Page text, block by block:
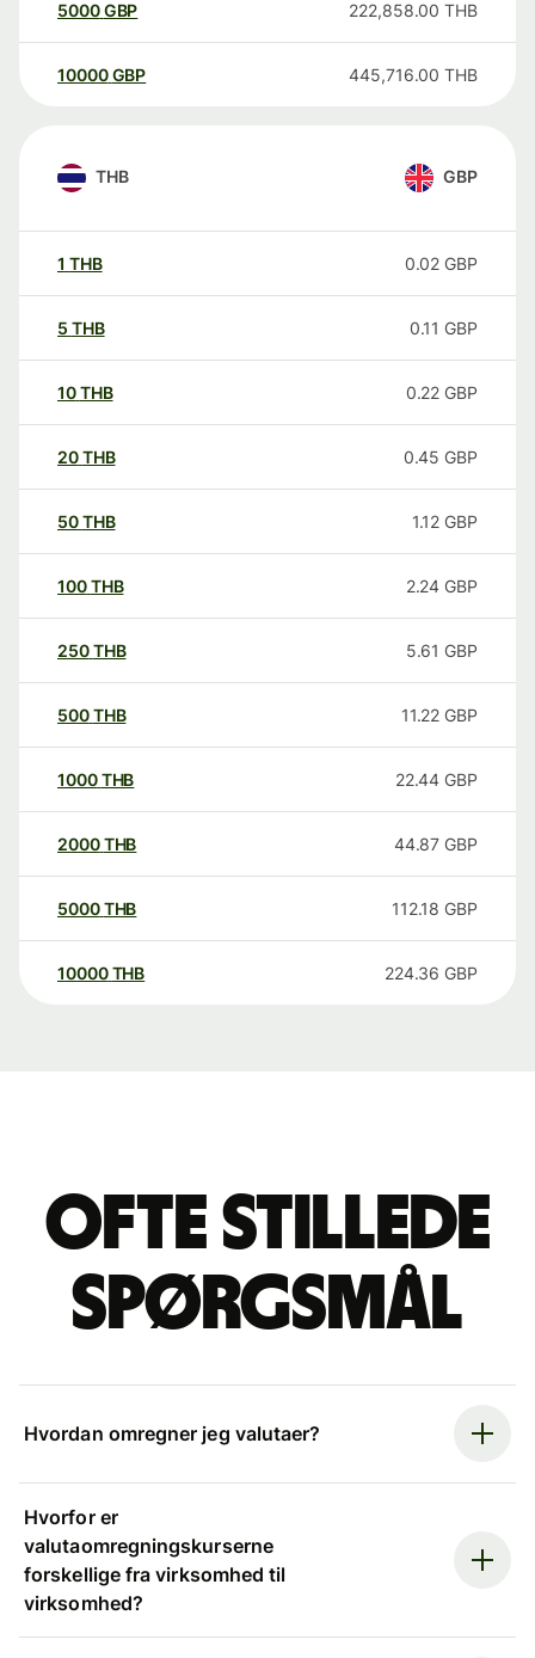
5000GBP 222,858.00 THB
10000 GBP 445,716.00 THB
THB GBP
1 THB 0.02 GBP
5 THB 0.11 GBP
10THB 0.22 GBP
20THB 0.45 GBP
50THB 1.12 GBP
100THB 2.24 GBP
250THB 5.61 GBP
500THB 11.22 GBP
1000THB 22.44 GBP
2000THB 44.87 GBP
5000THB 112.18 GBP
10000 THB 224.36 GBP
Ofte stillede
spørgsmål
Hvordan omregner jeg valutaer?
Hvorfor er
valutaomregningskurserne
forskellige fra virksomhed til
virksomhed?